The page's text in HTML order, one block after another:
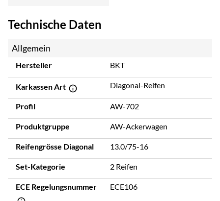
Technische Daten
Allgemein
Hersteller BKT
Karkassen Art Diagonal-Reifen
Profil AW-702
Produktgruppe AW-Ackerwagen
Reifengrösse Diagonal 13.0/75-16
Set-Kategorie 2 Reifen
ECE Regelungsnummer ECE106